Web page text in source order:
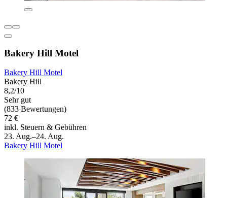
Bakery Hill Motel
Bakery Hill Motel
Bakery Hill
8,2/10
Sehr gut
(833 Bewertungen)
72 €
inkl. Steuern & Gebühren
23. Aug.–24. Aug.
Bakery Hill Motel